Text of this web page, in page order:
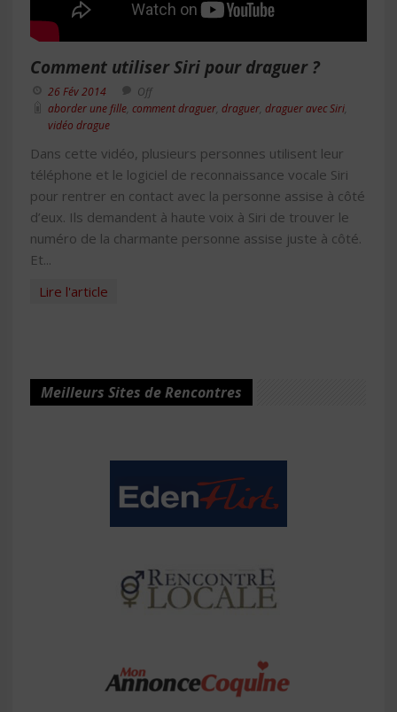
Comment utiliser Siri pour draguer ?
26 Fév 2014
Off
aborder une fille comment draguer draguer draguer avec Siri
vidéo drague
Dans cette vidéo, plusieurs personnes utilisent leur
téléphone et le logiciel de reconnaissance vocale Siri
pour rentrer en contact avec la personne assise à côté
d’eux. Ils demandent à haute voix à Siri de trouver le
numéro de la charmante personne assise juste à côté.
Et...
Lire l'article
Meilleurs Sites de Rencontres